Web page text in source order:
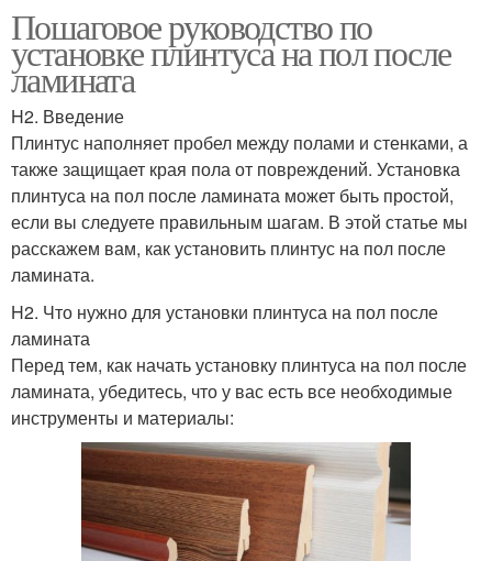
Пошаговое руководство по
установке плинтуса на пол после
ламината
H2. Введение
Плинтус наполняет пробел между полами и стенками, а
также защищает края пола от повреждений. Установка
плинтуса на пол после ламината может быть простой,
если вы следуете правильным шагам. В этой статье мы
расскажем вам, как установить плинтус на пол после
ламината.
H2. Что нужно для установки плинтуса на пол после
ламината
Перед тем, как начать установку плинтуса на пол после
ламината, убедитесь, что у вас есть все необходимые
инструменты и материалы: